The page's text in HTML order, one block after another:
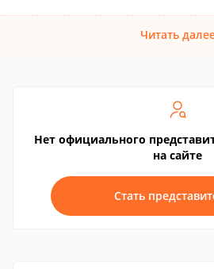
Читать
Нет официального
на сайте
Стать